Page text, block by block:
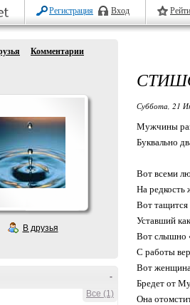
Регистрация Вход
Комментарии
В друзья
-
Все (1)
Суббота, 21
Мужчины
Буквально
Вот всеми
На
Вот тащится
Уставший
Вот слышно
С работы
Вот
Бредет от
Она